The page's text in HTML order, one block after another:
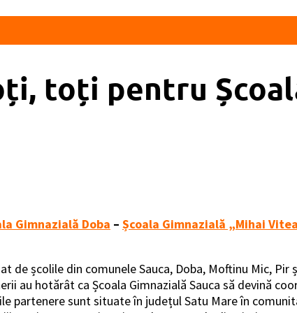
toți pentru
Gimnazială Doba – Școala Gimnazială „Mihai
de școlile din comunele Sauca, Doba, Moftinu Mic,
au hotărât ca Școala Gimnazială Sauca să devină
partenere sunt situate în județul Satu Mare în